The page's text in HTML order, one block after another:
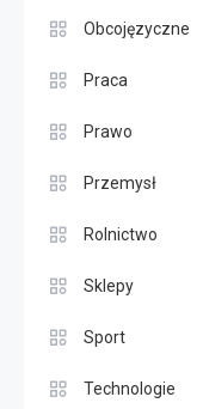
Obcojęzyczne
Praca
Prawo
Przemysł
Rolnictwo
Sklepy
Sport
Technologie